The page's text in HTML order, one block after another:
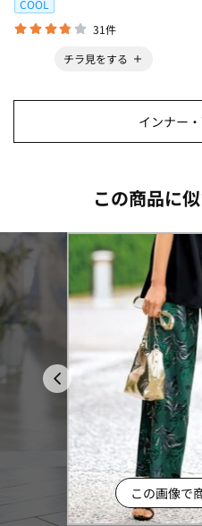
COOL
31件
チラ見をする
インナー
この商品に
この画像で